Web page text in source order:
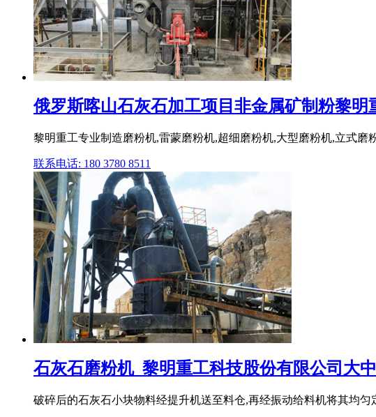
俄罗斯喀山石灰石加工项目非金属矿制粉黎明
黎明重工专业制造磨粉机,雷蒙磨粉机,超细磨粉机,大型磨粉机,立式
联系电话: 180 3780 8511
石灰石磨粉机_黎明重工科技股份有限公司大
破碎后的石灰石小块物料经提升机送至料仓,再经振动给料机将其均